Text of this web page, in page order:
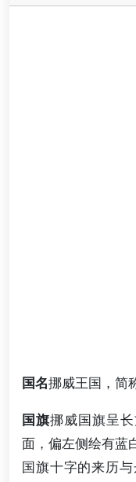
国名挪威王国，简
国旗挪威国旗呈
面，偏左侧绘有蓝
国旗十字的来历